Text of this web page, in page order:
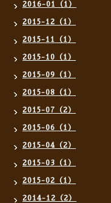
2016-01（1）
2015-12（1）
2015-11（1）
2015-10（1）
2015-09（1）
2015-08（1）
2015-07（2）
2015-06（1）
2015-04（2）
2015-03（1）
2015-02（1）
2014-12（2）